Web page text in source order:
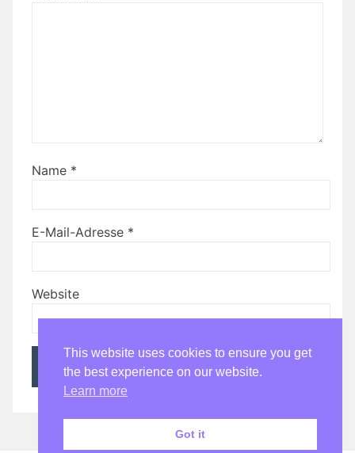
Name *
E-Mail-Adresse *
Website
This website uses cookies to ensure you get
the best experience on our website.
Learn more
Got it